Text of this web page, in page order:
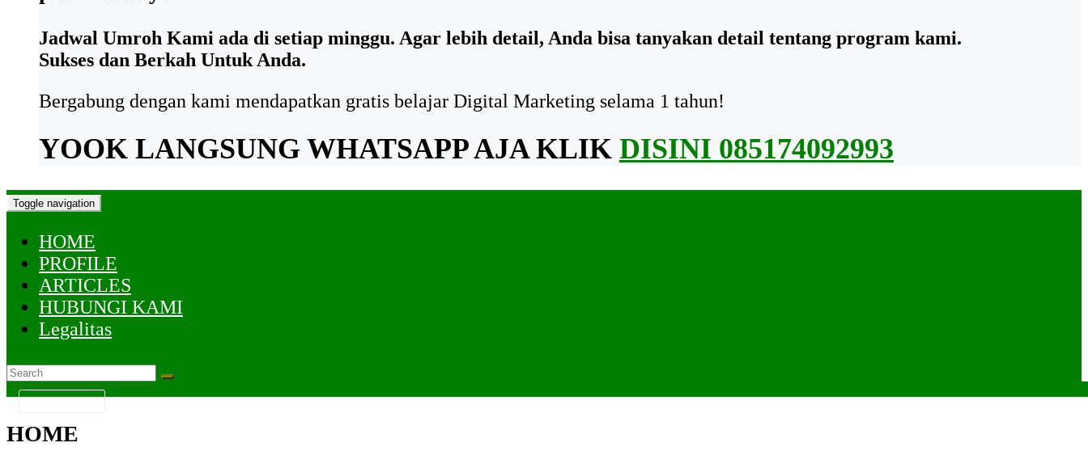
Jadwal Umroh Kami ada di setiap minggu. Agar lebih detail, Anda bisa tanyakan detail tentang program kami.
Sukses dan Berkah Untuk Anda.
Bergabung dengan kami mendapatkan gratis belajar Digital Marketing selama 1 tahun!
YOOK LANGSUNG WHATSAPP AJAKLIK DISINI 085174092993
Toggle navigation
HOME
PROFILE
ARTICLES
HUBUNGI KAMI
Legalitas
KATEGORI
HOME